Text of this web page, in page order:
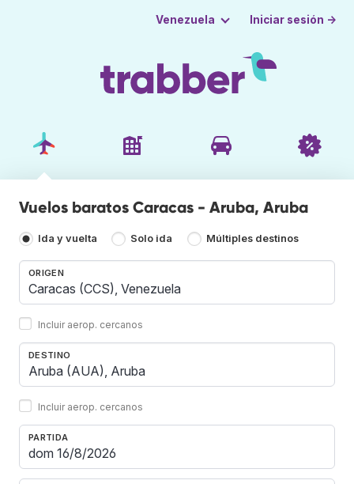
Venezuela Iniciar sesión →
Vuelos baratos Caracas - Aruba, Aruba
Ida y vuelta Solo ida Múltiples destinos
ORIGEN
Incluir aerop. cercanos
DESTINO
Incluir aerop. cercanos
PARTIDA